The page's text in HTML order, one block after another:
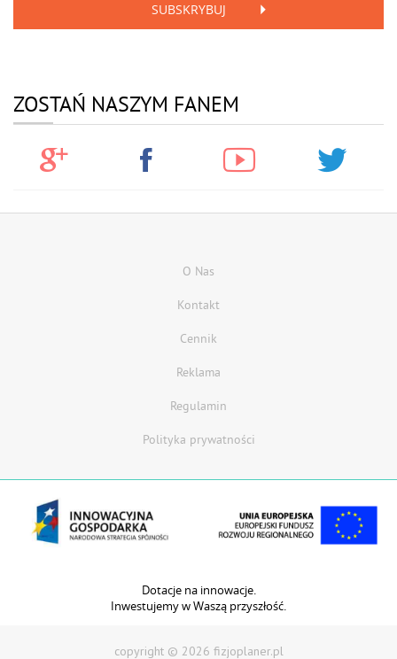
SUBSKRYBUJ
ZOSTAŃ NASZYM FANEM
O Nas
Kontakt
Cennik
Reklama
Regulamin
Polityka prywatności
Dotacje na innowacje.
Inwestujemy w Waszą przyszłość.
copyright © 2026 fizjoplaner.pl